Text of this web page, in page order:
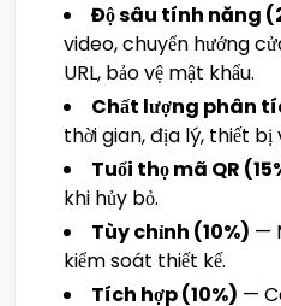
Độ sâu tính năng
video, chuyển hướng
URL, bảo vệ mật khẩu.
Chất lượng phân
thời gian, địa lý, thiết bị
Tuổi thọ mã QR
khi hủy bỏ.
Tùy chỉnh (10%) —
kiểm soát thiết kế.
Tích hợp (10%) —